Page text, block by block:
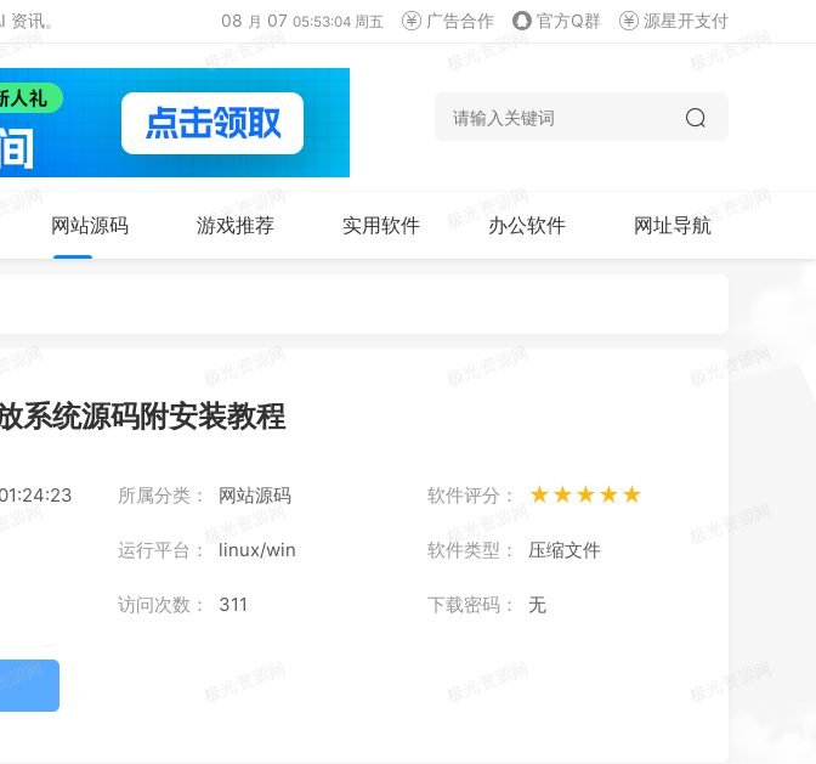
讯。 08 月 07 05:53:05 周五 广告合作 官方Q群 源星开支付
网站源码 游戏推荐 实用软件 办公软件 网址导航
系统源码附安装教程
所属分类： 网站源码 软件评分： ★★★★★
运行平台： linux/win 软件类型： 压缩文件
访问次数： 311 下载密码： 无